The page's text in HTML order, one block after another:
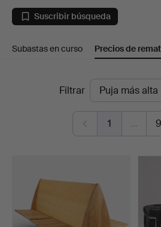
Conjuntos
de
Palsgaard
Suscribir búsqueda
Subastas en curso Precios de
Filtrar
1 … 9